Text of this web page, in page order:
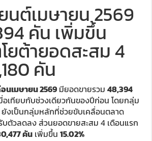
นต์เมษายน 2569
คัน เพิ่มขึ้น
โยต้ายอดสะสม 4
คัน
นเมษายน 2569 มียอดขายรวม48,394
อเทียบกับช่วงเดียวกันของปีก่อน โดยกลุ่ม
งเป็นกลุ่มหลักที่ช่วยขับเคลื่อนตลาด
บตัวลดลง ส่วนยอดขายสะสม 4 เดือนแรก
คัน เพิ่มขึ้น15.02%